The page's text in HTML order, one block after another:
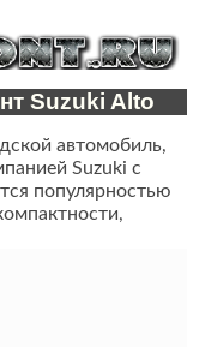
Suzuki Alto
автомобиль,
Suzuki с
популярностью